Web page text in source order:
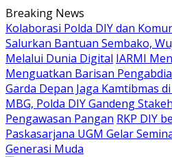
Skip
to
content
Breaking News
Kolaborasi Polda DIY dan
Salurkan Bantuan Sembako,
Melalui Dunia Digital IARMI
Menguatkan Barisan
Garda Depan Jaga Kamtibmas
MBG, Polda DIY Gandeng
Pengawasan Pangan RKP DIY
Paskasarjana UGM Gelar
Generasi Muda